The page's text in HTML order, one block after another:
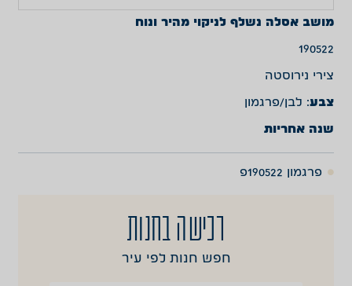
מושב אסלה נשלף לניקוי מהיר ונוח
190522
צירי נירוסטה
צבע: לבן/פרגמון
שנה אחריות
פרגמון 190522פ
רכישה בחנות
חפש חנות לפי עיר